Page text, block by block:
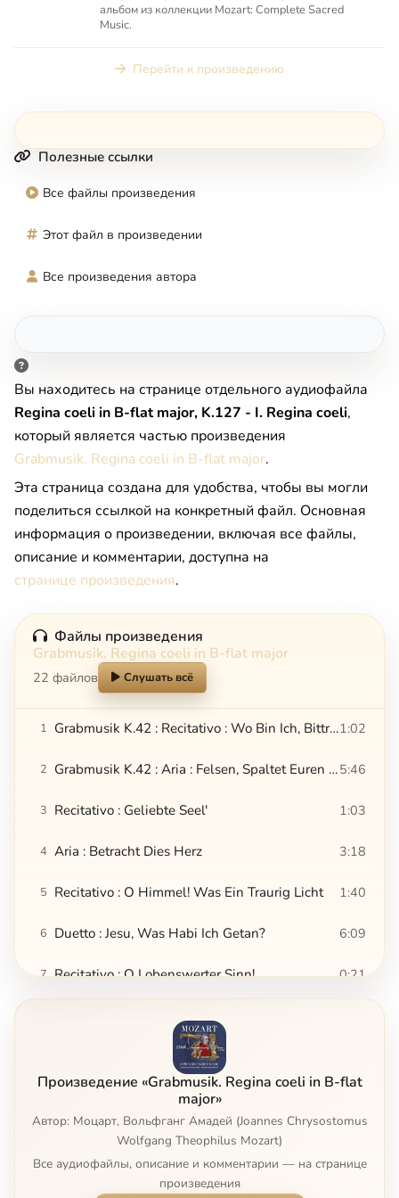
альбом из коллекции Mozart: Complete Sacred
Music.
Перейти к произведению
Полезные ссылки
Все файлы произведения
Этот файл в произведении
Все произведения автора
Вы находитесь на странице отдельного аудиофайла
Regina coeli in B-flat major, K.127 - I. Regina coeli,
который является частью произведения
Grabmusik. Regina coeli in B-flat major.
Эта страница создана для удобства, чтобы вы могли
поделиться ссылкой на конкретный файл. Основная
информация о произведении, включая все файлы,
описание и комментарии, доступна на
странице произведения.
Файлы произведения
Grabmusik. Regina coeli in B-flat major
22 файлов Слушать всё
1 Grabmusik K.42 : Recitativo : Wo Bin Ich, Bittrer Schmerz?1:02
2 Grabmusik K.42 : Aria : Felsen, Spaltet Euren Rachen5:46
3 Recitativo : Geliebte Seel' 1:03
4 Aria : Betracht Dies Herz 3:18
5 Recitativo : O Himmel! Was Ein Traurig Licht 1:40
6 Duetto : Jesu, Was Habi Ich Getan? 6:09
7 Recitativo : O Lobenswerter Sinn! 0:21
Veni Sancte Spiritus in C major, K.47
Scande Coeli Limina K.34 : Aria . Chorus
Hosanna in G major, K.223(166e)
Произведение «Grabmusik. Regina coeli in B-flat
major»
Автор: Моцарт, Вольфганг Амадей (Joannes Chrysostomus
Wolfgang Theophilus Mozart)
Все аудиофайлы, описание и комментарии — на странице
произведения